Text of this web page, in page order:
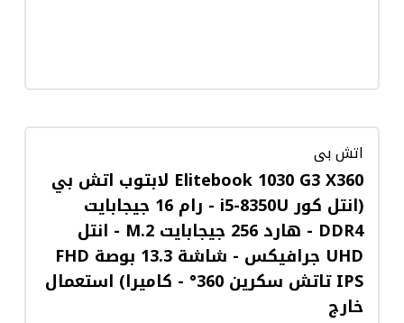
اتش بى
Elitebook 1030 G3 X360 لابتوب اتش بي
(انتل كور i5-8350U - رام 16 جيجابايت
DDR4 - هارد 256 جيجابايت M.2 - انتل
UHD جرافيكس - شاشة 13.3 بوصة FHD
IPS تاتش سكرين 360° - كاميرا) استعمال
خارج